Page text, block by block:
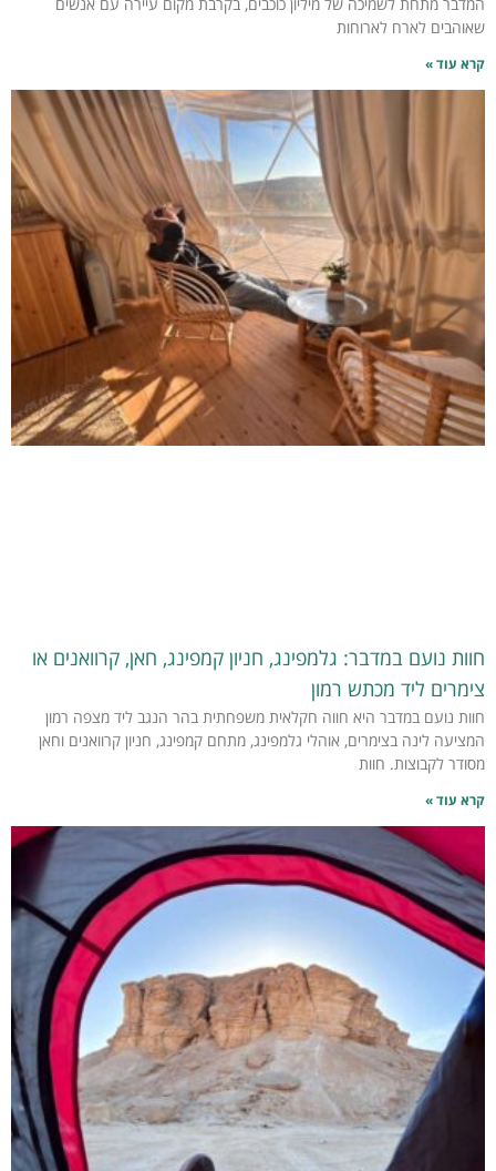
שאוהבים לארח לארוחות
קרא עוד »
חוות נועם במדבר: גלמפינג, חניון קמפינג, חאן, קרוואנים או
צימרים ליד מכתש רמון
חוות נועם במדבר היא חווה חקלאית משפחתית בהר הנגב ליד מצפה רמון
המציעה לינה בצימרים, אוהלי גלמפינג, מתחם קמפינג, חניון קרוואנים וחאן
מסודר לקבוצות. חוות
קרא עוד »